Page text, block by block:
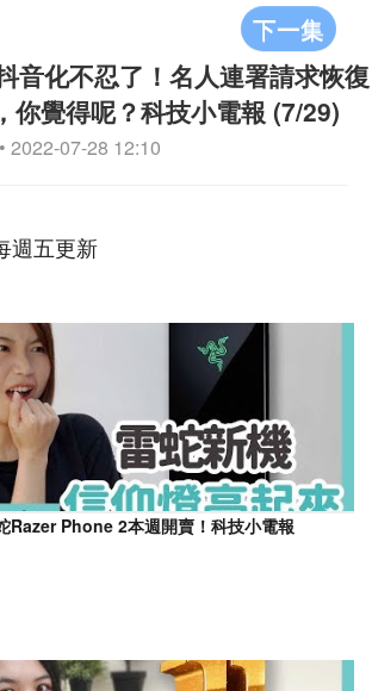
下一集
音化不忍了！名人連署請求恢復
你覺得呢？科技小電報 (7/29)
2022-07-28 12:10
週五更新
Razer Phone 2本週開賣！科技小電報